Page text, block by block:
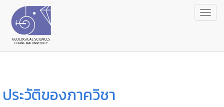
ประวัติของภาควิชา